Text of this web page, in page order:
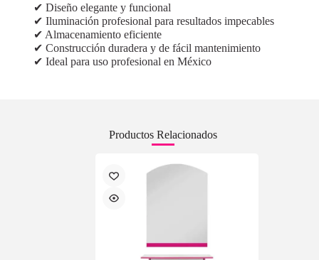
✔ Diseño elegante y funcional
✔ Iluminación profesional para resultados impecables
✔ Almacenamiento eficiente
✔ Construcción duradera y de fácil mantenimiento
✔ Ideal para uso profesional en México
Productos Relacionados